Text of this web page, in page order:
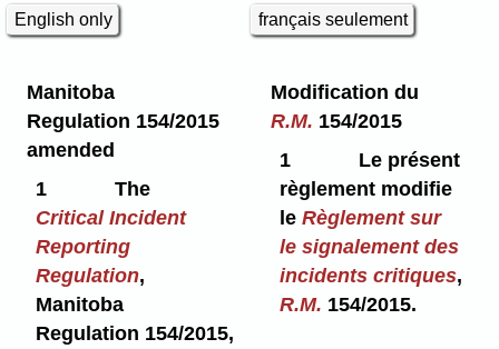
English only français seulement
Manitoba
Regulation 154/2015
amended
1
The
Critical Incident
Reporting
Regulation,
Manitoba
Regulation 154/2015,
Modification du
R.M. 154/2015
1
Le présent
règlement modifie
leRèglement sur
le signalement des
incidents critiques,
R.M. 154/2015.